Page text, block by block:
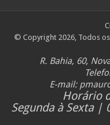
© Copyright 2026, Todos
R. Bahia, 60,
E-mail:
Horário
Segunda à Sexta |